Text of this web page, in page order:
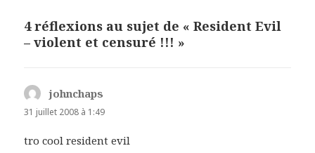
4 réflexions au sujet de « Resident Evil
– violent et censuré !!! »
johnchaps
31 juillet 2008 à 1:49
tro cool resident evil